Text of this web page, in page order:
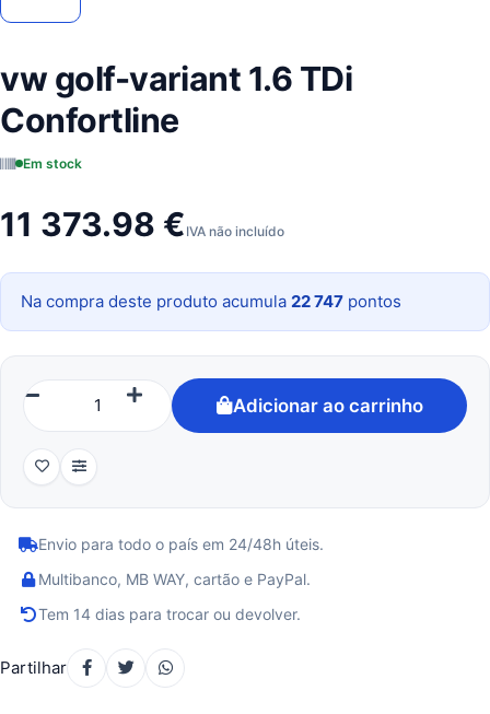
vw golf-variant 1.6 TDi
Confortline
Em stock
11 373.98 € IVA não incluído
Na compra deste produto acumula 22 747 pontos
Adicionar ao carrinho
Envio para todo o país em 24/48h úteis.
Multibanco, MB WAY, cartão e PayPal.
Tem 14 dias para trocar ou devolver.
Partilhar